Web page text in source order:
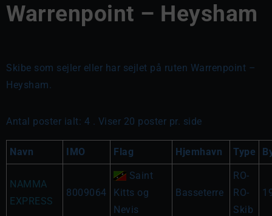
Warrenpoint – Heysham
Skibe som sejler eller har sejlet på ruten Warrenpoint –
Heysham.
Antal poster ialt: 4 . Viser 20 poster pr. side
Navn IMO Flag Hjemhavn Type
NAMMA
EXPRESS
8009064
Saint
Kitts og
Nevis
Basseterre
RO-
RO-
Skib